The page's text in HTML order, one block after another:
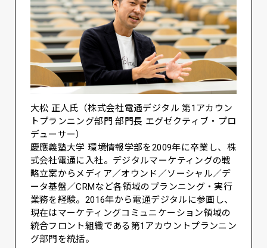
大松 正人氏（株式会社電通デジタル 第1アカウン
トプランニング部門 部門長 エグゼクティブ・プロ
デューサー）
慶應義塾大学 環境情報学部を2009年に卒業し、株
式会社電通に入社。デジタルマーケティングの戦
略立案からメディア／オウンド／ソーシャル／デ
ータ基盤／CRMなど各領域のプランニング・実行
業務を経験。2016年から電通デジタルに参画し、
現在はマーケティングコミュニケーション領域の
統合フロント組織である第1アカウントプランニン
グ部門を統括。